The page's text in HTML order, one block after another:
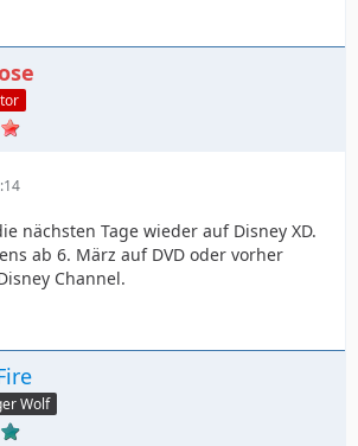
nächsten Tage wieder auf Disney XD.
ab 6. März auf DVD oder vorher
Channel.
Wolf